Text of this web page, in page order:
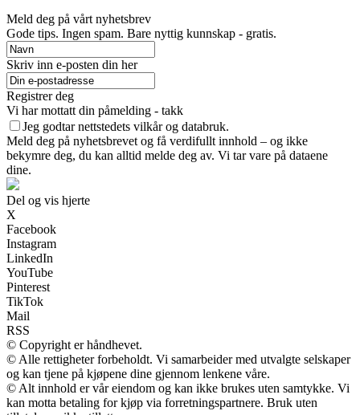
Meld deg på vårt nyhetsbrev
Gode ​​tips. Ingen spam. Bare nyttig kunnskap - gratis.
Skriv inn e-posten din her
Registrer deg
Vi har mottatt din påmelding - takk
Jeg godtar nettstedets vilkår og databruk.
Meld deg på nyhetsbrevet og få verdifullt innhold – og ikke
bekymre deg, du kan alltid melde deg av. Vi tar vare på dataene
dine.
Del og vis hjerte
X
Facebook
Instagram
LinkedIn
YouTube
Pinterest
TikTok
Mail
RSS
© Copyright er håndhevet.
© Alle rettigheter forbeholdt. Vi samarbeider med utvalgte selskaper
og kan tjene på kjøpene dine gjennom lenkene våre.
© Alt innhold er vår eiendom og kan ikke brukes uten samtykke. Vi
kan motta betaling for kjøp via forretningspartnere. Bruk uten